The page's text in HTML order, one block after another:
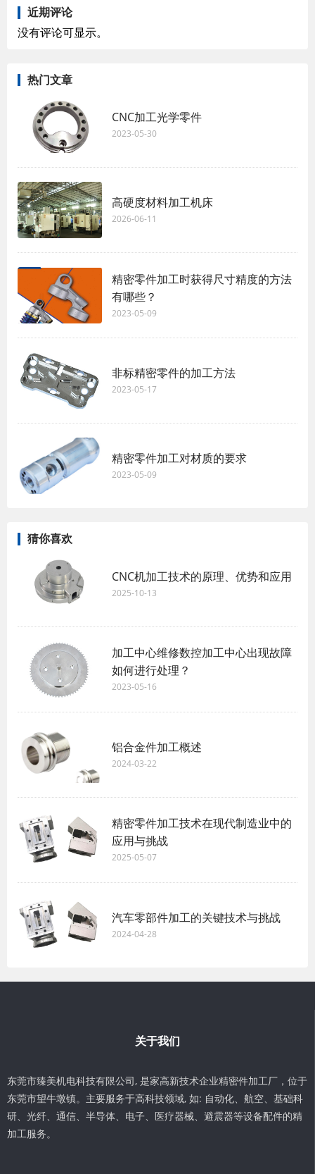
近期评论
没有评论可显示。
热门文章
CNC加工光学零件
2023-05-30
高硬度材料加工机床
2026-06-11
精密零件加工时获得尺寸精度的方法
有哪些？
2023-05-09
非标精密零件的加工方法
2023-05-17
精密零件加工对材质的要求
2023-05-09
猜你喜欢
CNC机加工技术的原理、优势和应用
2025-10-13
加工中心维修数控加工中心出现故障
如何进行处理？
2023-05-16
铝合金件加工概述
2024-03-22
精密零件加工技术在现代制造业中的
应用与挑战
2025-05-07
汽车零部件加工的关键技术与挑战
2024-04-28
关于我们
东莞市臻美机电科技有限公司, 是家高新技术企业精密件加工厂，位于
东莞市望牛墩镇。主要服务于高科技领域, 如: 自动化、航空、基础科
研、光纤、通信、半导体、电子、医疗器械、避震器等设备配件的精
加工服务。